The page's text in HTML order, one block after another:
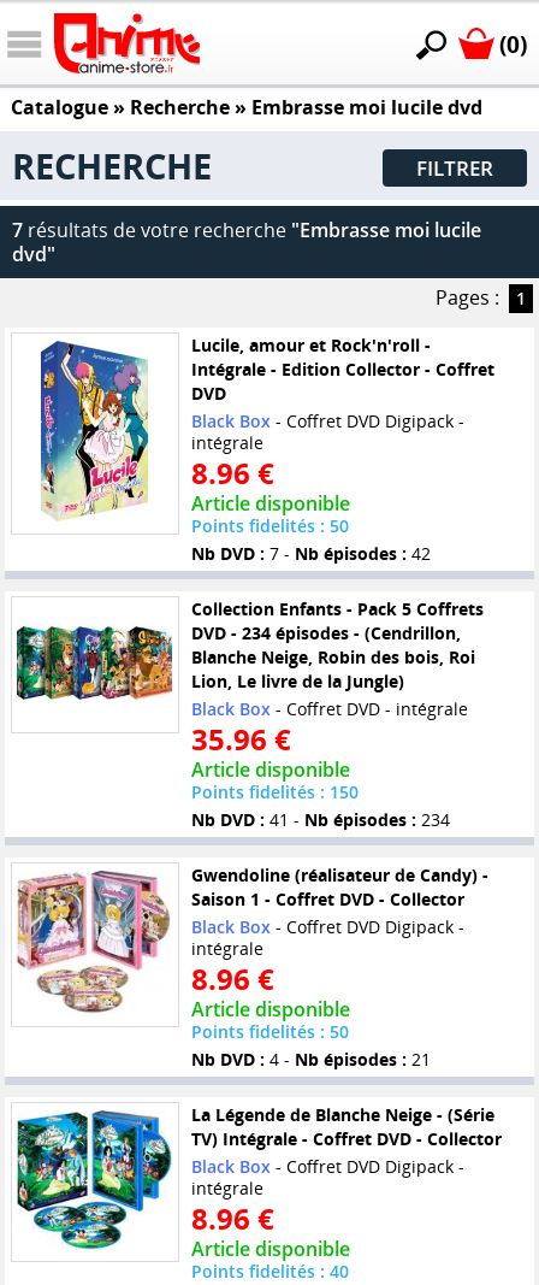
(0)
Catalogue» Recherche » Embrasse moi lucile dvd
RECHERCHE FILTRER
7 résultats de votre recherche "Embrasse moi lucile
dvd"
Pages :
1
Lucile, amour et Rock'n'roll -
Intégrale - Edition Collector - Coffret
DVD
Black Box- Coffret DVD Digipack -
intégrale
8.96 €
Article disponible
Points fidelités : 50
Nb DVD : 7 - Nb épisodes : 42
Collection Enfants - Pack 5 Coffrets
DVD - 234 épisodes - (Cendrillon,
Blanche Neige, Robin des bois, Roi
Lion, Le livre de la Jungle)
Black Box- Coffret DVD - intégrale
35.96 €
Article disponible
Points fidelités : 150
Nb DVD : 41 - Nb épisodes : 234
Gwendoline (réalisateur de Candy) -
Saison 1 - Coffret DVD - Collector
Black Box- Coffret DVD Digipack -
intégrale
8.96 €
Article disponible
Points fidelités : 50
Nb DVD : 4 - Nb épisodes : 21
La Légende de Blanche Neige - (Série
TV) Intégrale - Coffret DVD - Collector
Black Box- Coffret DVD Digipack -
intégrale
8.96 €
Article disponible
Points fidelités : 40